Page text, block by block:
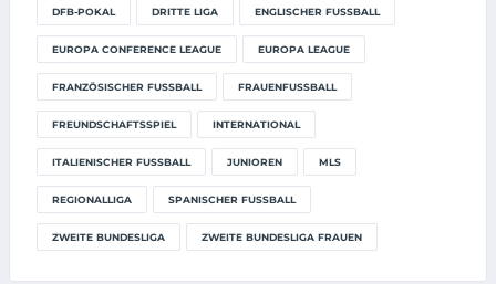
DFB-POKAL DRITTE LIGA ENGLISCHER FUSSBALL
EUROPA CONFERENCE LEAGUE EUROPA LEAGUE
FRANZÖSISCHER FUSSBALL FRAUENFUSSBALL
FREUNDSCHAFTSSPIEL INTERNATIONAL
ITALIENISCHER FUSSBALL JUNIOREN MLS
REGIONALLIGA SPANISCHER FUSSBALL
ZWEITE BUNDESLIGA ZWEITE BUNDESLIGA FRAUEN